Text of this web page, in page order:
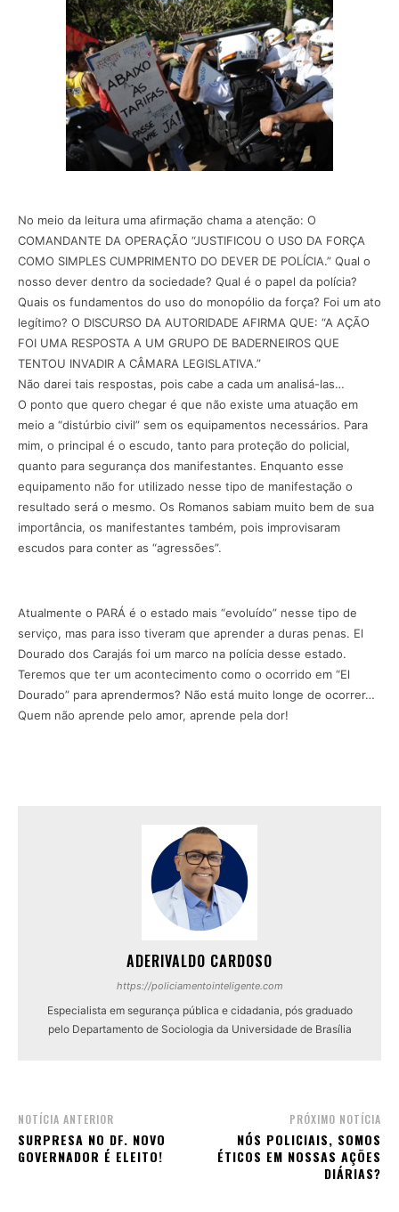
No meio da leitura uma afirmação chama a atenção: O
COMANDANTE DA OPERAÇÃO “JUSTIFICOU O USO DA FORÇA
COMO SIMPLES CUMPRIMENTO DO DEVER DE POLÍCIA.” Qual o
nosso dever dentro da sociedade? Qual é o papel da polícia?
Quais os fundamentos do uso do monopólio da força? Foi um ato
legítimo? O DISCURSO DA AUTORIDADE AFIRMA QUE: “A AÇÃO
FOI UMA RESPOSTA A UM GRUPO DE BADERNEIROS QUE
TENTOU INVADIR A CÂMARA LEGISLATIVA.”
Não darei tais respostas, pois cabe a cada um analisá-las…
O ponto que quero chegar é que não existe uma atuação em
meio a “distúrbio civil” sem os equipamentos necessários. Para
mim, o principal é o escudo, tanto para proteção do policial,
quanto para segurança dos manifestantes. Enquanto esse
equipamento não for utilizado nesse tipo de manifestação o
resultado será o mesmo. Os Romanos sabiam muito bem de sua
importância, os manifestantes também, pois improvisaram
escudos para conter as “agressões”.
Atualmente o PARÁ é o estado mais “evoluído” nesse tipo de
serviço, mas para isso tiveram que aprender a duras penas. El
Dourado dos Carajás foi um marco na polícia desse estado.
Teremos que ter um acontecimento como o ocorrido em “El
Dourado” para aprendermos? Não está muito longe de ocorrer…
Quem não aprende pelo amor, aprende pela dor!
ADERIVALDO CARDOSO
https://policiamentointeligente.com
Especialista em segurança pública e cidadania, pós graduado
pelo Departamento de Sociologia da Universidade de Brasília
NOTÍCIA ANTERIOR
SURPRESA NO DF. NOVO
GOVERNADOR É ELEITO!
PRÓXIMO NOTÍCIA
NÓS POLICIAIS, SOMOS
ÉTICOS EM NOSSAS AÇÕES
DIÁRIAS?